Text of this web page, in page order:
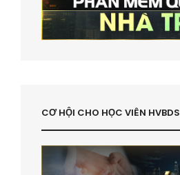
CƠ HỘI CHO HỌC VIÊN HVBDS